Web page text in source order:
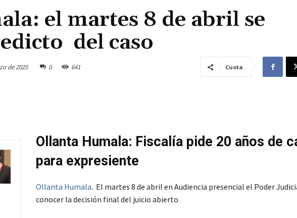
el martes 8 de abril se
del caso
de 2025 0 641 Cuota
Ollanta Humala: Fiscalía pide 20 años de
para expresiente
Ollanta Humala. El martes 8 de abril en Audiencia presencial el Poder
conocer la decisión final del juicio abierto